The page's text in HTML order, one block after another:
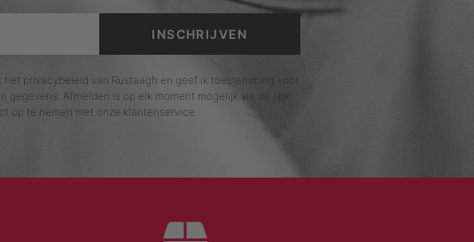
INSCHRIJVEN
privacybeleid van Rustaagh en geef ik toestemming voor
Afmelden is op elk moment mogelijk via de link
op te nemen met onze klantenservice.